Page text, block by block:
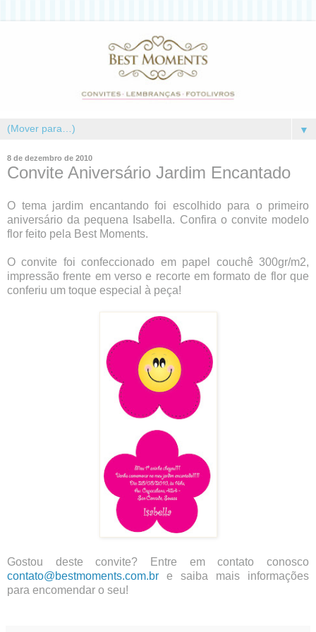
▼
8 de dezembro de 2010
Convite Aniversário Jardim Encantado
O tema jardim encantando foi escolhido para o primeiro
aniversário da pequena Isabella. Confira o convite modelo
flor feito pela Best Moments.
O convite foi confeccionado em papel couchê 300gr/m2,
impressão frente em verso e recorte em formato de flor que
conferiu um toque especial à peça!
Gostou deste convite? Entre em contato conosco
contato@bestmoments.com.br e saiba mais informações
para encomendar o seu!